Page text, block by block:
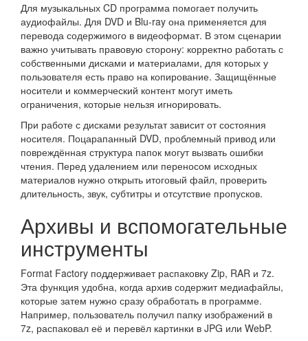
Для музыкальных CD программа помогает получить
аудиофайлы. Для DVD и Blu-ray она применяется для
перевода содержимого в видеоформат. В этом сценарии
важно учитывать правовую сторону: корректно работать с
собственными дисками и материалами, для которых у
пользователя есть право на копирование. Защищённые
носители и коммерческий контент могут иметь
ограничения, которые нельзя игнорировать.
При работе с дисками результат зависит от состояния
носителя. Поцарапанный DVD, проблемный привод или
повреждённая структура папок могут вызвать ошибки
чтения. Перед удалением или переносом исходных
материалов нужно открыть итоговый файл, проверить
длительность, звук, субтитры и отсутствие пропусков.
Архивы и вспомогательные
инструменты
Format Factory поддерживает распаковку Zip, RAR и 7z.
Эта функция удобна, когда архив содержит медиафайлы,
которые затем нужно сразу обработать в программе.
Например, пользователь получил папку изображений в
7z, распаковал её и перевёл картинки в JPG или WebP.